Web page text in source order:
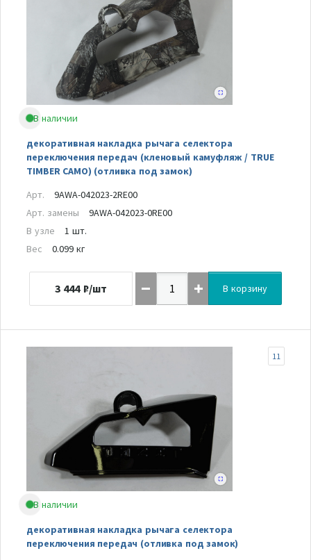
В наличии
декоративная накладка рычага селектора
переключения передач (кленовый камуфляж / TRUE
TIMBER CAMO) (отливка под замок)
Арт.
9AWA-042023-2RE00
Арт. замены
9AWA-042023-0RE00
В узле
1 шт.
Вес
0.099 кг
3 444 ₽/шт В корзину
В наличии
декоративная накладка рычага селектора
переключения передач (отливка под замок)
11